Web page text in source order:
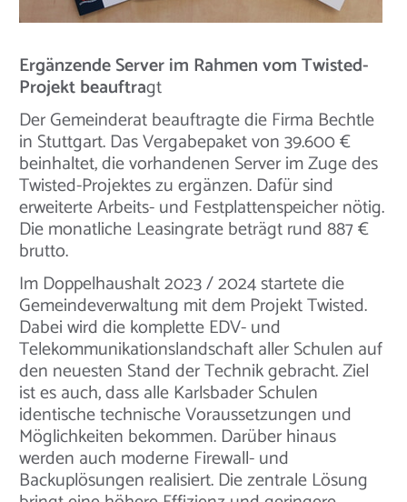
Ergänzende Server im Rahmen vom Twisted-
Projekt beauftragt
Der Gemeinderat beauftragte die Firma Bechtle
in Stuttgart. Das Vergabepaket von 39.600 €
beinhaltet, die vorhandenen Server im Zuge des
Twisted-Projektes zu ergänzen. Dafür sind
erweiterte Arbeits- und Festplattenspeicher nötig.
Die monatliche Leasingrate beträgt rund 887 €
brutto.
Im Doppelhaushalt 2023 / 2024 startete die
Gemeindeverwaltung mit dem Projekt Twisted.
Dabei wird die komplette EDV- und
Telekommunikationslandschaft aller Schulen auf
den neuesten Stand der Technik gebracht. Ziel
ist es auch, dass alle Karlsbader Schulen
identische technische Voraussetzungen und
Möglichkeiten bekommen. Darüber hinaus
werden auch moderne Firewall- und
Backuplösungen realisiert. Die zentrale Lösung